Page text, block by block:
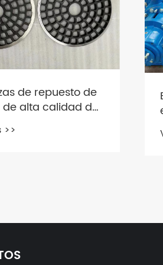
Entrega exitosa y próximo
envío de 20 bombas de